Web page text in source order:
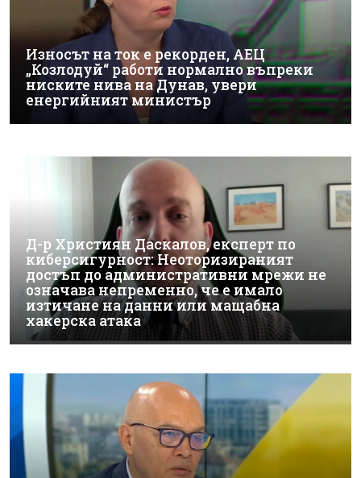
Износът на ток е рекорден, АЕЦ
„Козлодуй“ работи нормално въпреки
ниските нива на Дунав, увери
енергийният министър
Д-р Християн Даскалов, експерт по
киберсигурност: Неоторизираният
достъп до административни мрежи не
означава непременно, че е имало
изтичане на данни или мащабна
хакерска атака